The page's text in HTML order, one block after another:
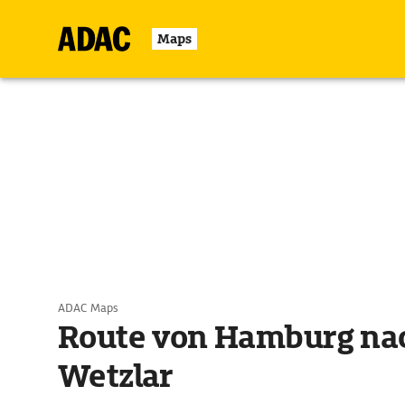
Maps
ADAC Maps
Route von Hamburg
Wetzlar